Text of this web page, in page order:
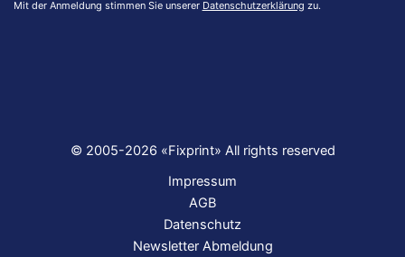
Mit der Anmeldung stimmen Sie unserer Datenschutzerklärung zu.
© 2005-2026 «Fixprint» All rights reserved
Impressum
AGB
Datenschutz
Newsletter Abmeldung